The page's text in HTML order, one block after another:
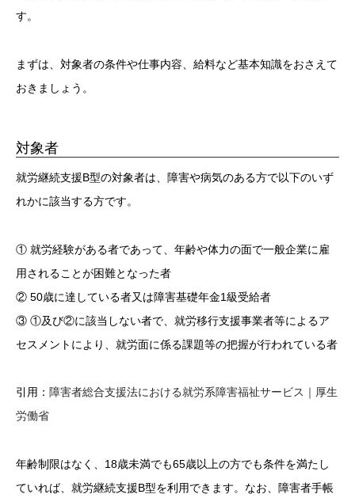
す。
まずは、対象者の条件や仕事内容、給料など基本知識をおさえて
おきましょう。
対象者
就労継続支援B型の対象者は、障害や病気のある方で以下のいず
れかに該当する方です。
① 就労経験がある者であって、年齢や体力の面で一般企業に雇
用されることが困難となった者
② 50歳に達している者又は障害基礎年金1級受給者
③ ①及び②に該当しない者で、就労移行支援事業者等によるア
セスメントにより、就労面に係る課題等の把握が行われている者
引用： 障害者総合支援法における就労系障害福祉サービス｜厚生
労働省
年齢制限はなく、18歳未満でも65歳以上の方でも条件を満たし
ていれば、就労継続支援B型を利用できます。なお、障害者手帳